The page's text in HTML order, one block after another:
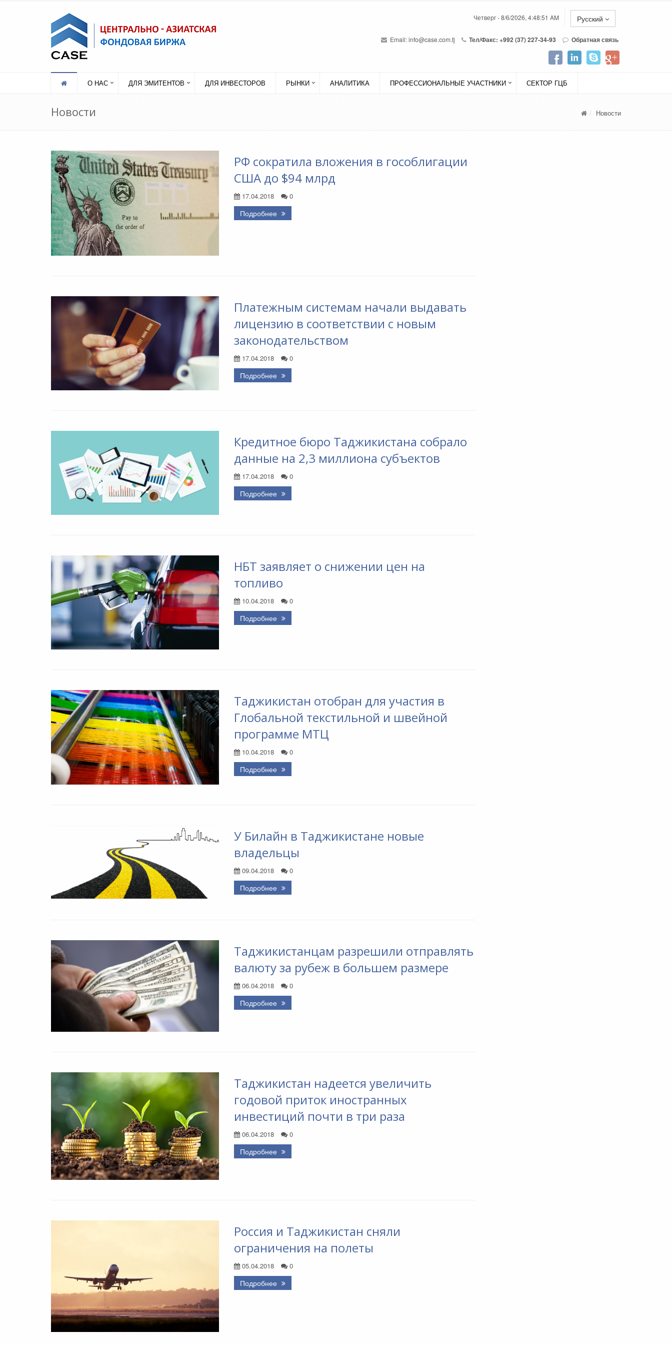
Четверг - 8/6/2026, 4:48:51 AM Русский
Email:info@case.com.tj Тел/Факс: +992 (37) 227-34-93 Обратная связь
О НАС ДЛЯ ЭМИТЕНТОВ ДЛЯ ИНВЕСТОРОВ РЫНКИ АНАЛИТИКА ПРОФЕССИОНАЛЬНЫЕ УЧАСТНИКИ СЕКТОР ГЦБ
Новости Новости
РФ сократила вложения в гособлигации
США до $94 млрд
17.04.2018 0
Подробнее
Платежным системам начали выдавать
лицензию в соответствии с новым
законодательством
17.04.2018 0
Подробнее
Кредитное бюро Таджикистана собрало
данные на 2,3 миллиона субъектов
17.04.2018 0
Подробнее
НБТ заявляет о снижении цен на
топливо
10.04.2018 0
Подробнее
Таджикистан отобран для участия в
Глобальной текстильной и швейной
программе МТЦ
10.04.2018 0
Подробнее
У Билайн в Таджикистане новые
владельцы
09.04.2018 0
Подробнее
Таджикистанцам разрешили отправлять
валюту за рубеж в большем размере
06.04.2018 0
Подробнее
Таджикистан надеется увеличить
годовой приток иностранных
инвестиций почти в три раза
06.04.2018 0
Подробнее
Россия и Таджикистан сняли
ограничения на полеты
05.04.2018 0
Подробнее